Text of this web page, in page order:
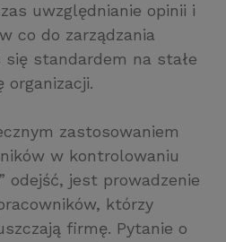
uwzględnianie opinii i
co do zarządzania
standardem na stałe
zastosowaniem
w kontrolowaniu
odejść, jest prowadzenie
którzy
firmę. Pytanie o